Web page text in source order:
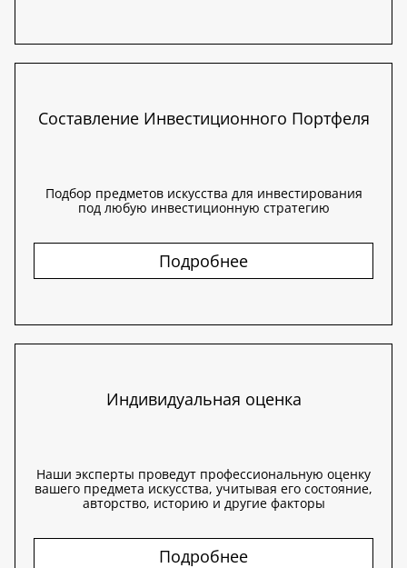
Составление Инвестиционного Портфеля
Подбор предметов искусства для инвестирования
под любую инвестиционную стратегию
Подробнее
Индивидуальная оценка
Наши эксперты проведут профессиональную оценку
вашего предмета искусства, учитывая его состояние,
авторство, историю и другие факторы
Подробнее